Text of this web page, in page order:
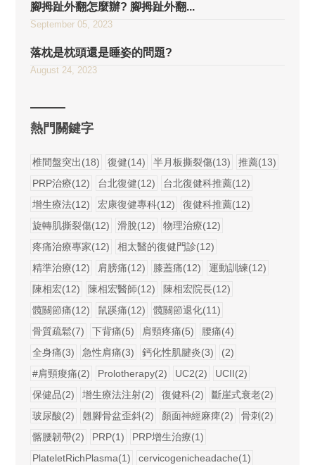
腳拇趾外翻怎麼辦? 腳拇趾外翻...
September 05, 2023
落枕是枕頭還是睡姿的問題?
August 24, 2023
熱門關鍵字
椎間盤突出(18) 復健(14) 半月板撕裂傷(13)
推薦(13)
PRP治療(12)
台北復健(12)
台北復健科推薦(12)
增生療法(12)
宏康復健專科(12)
復健科推薦(12)
旋轉肌撕裂傷(12)
滑脫(12)
物理治療(12)
疼痛治療專家(12)
相太醫的復健門診(12)
精準治療(12)
肩膀痛(12) 膝蓋痛(12)
運動訓練(12)
陳相宏(12)
陳相宏醫師(12)
陳相宏院長(12)
髖關節痛(12)
鼠蹊痛(12)
髖關節退化(11)
骨質疏鬆(7)
下背痛(5) 肩頸疼痛(5)
腰痛(4)
全身痛(3)
急性肩痛(3) 鈣化性肌腱炎(3)
(2)
#肩頸痠痛(2)
Prolotherapy(2) UC2(2)
UCII(2)
保健品(2)
增生療法注射(2) 復健科(2)
斷崖式衰老(2)
玻尿酸(2)
翹腳骨盆歪斜(2) 顏面神經麻痺(2)
骨刺(2)
髂腰韌帶(2)
PRP(1)
PRP增生治療(1)
PlateletRichPlasma(1)
cervicogenicheadache(1)